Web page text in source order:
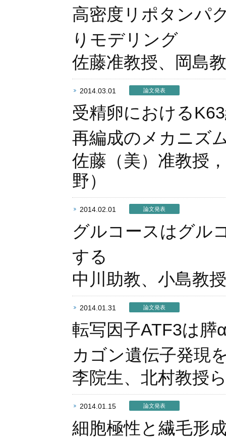
高密度リポタンパ
りモデリング
佐藤准教授、岡島
2014.03.01 論文発表
受精卵における
再編成のメカニズ
佐藤（美）准教授
野）
2014.02.01 論文発表
グルコースはグル
する
中川助教、小島教
2014.01.31 論文発表
転写因子ATF3は膵
カゴン遺伝子発現
李院生、北村教授
2014.01.15 論文発表
細胞極性と繊毛形